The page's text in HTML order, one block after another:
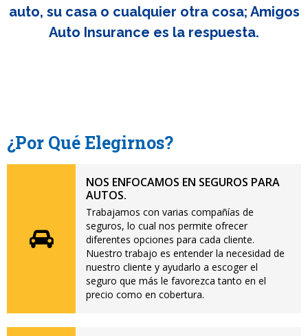
auto, su casa o cualquier otra cosa; Amigos
Auto Insurance es la respuesta.
¿Por Qué Elegirnos?
NOS ENFOCAMOS EN SEGUROS PARA
AUTOS.
Trabajamos con varias compañías de
seguros, lo cual nos permite ofrecer
diferentes opciones para cada cliente.
Nuestro trabajo es entender la necesidad de
nuestro cliente y ayudarlo a escoger el
seguro que más le favorezca tanto en el
precio como en cobertura.